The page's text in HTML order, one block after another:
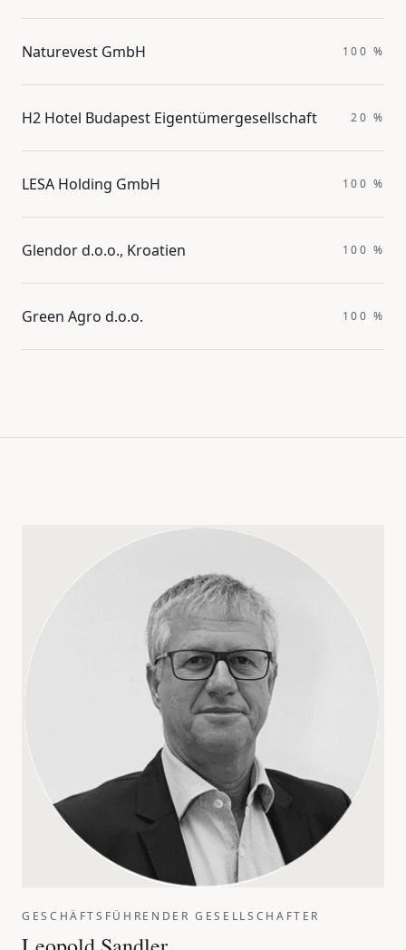
Naturevest GmbH 100 %
H2 Hotel Budapest Eigentümergesellschaft 20 %
LESA Holding GmbH 100 %
Glendor d.o.o., Kroatien 100 %
Green Agro d.o.o. 100 %
GESCHÄFTSFÜHRENDER GESELLSCHAFTER